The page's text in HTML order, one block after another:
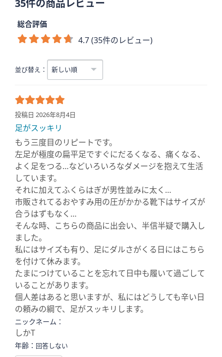
35件の商品レビュー
総合評価
4.7 (35件のレビュー)
並び替え：
投稿日 2026年8月4日
足がスッキリ
もう三度目のリピートです。
左足が極度の扁平足ですぐにだるくなる、痛くなる、
よく足をつる…などいろいろなダメージを抱えて生活
しています。
それに加えてふくらはぎが男性並みに太く…
市販されてるおやすみ用の圧がかかる靴下はサイズが
合うはずもなく…
そんな時、こちらの商品に出会い、半信半疑で購入し
ました。
私にはサイズも有り、足にダルさがくる日にはこちら
を付けて休みます。
たまにつけていることを忘れて日中も履いて過ごして
いることがあります。
個人差はあると思いますが、私にはどうしても辛い日
の頼みの綱で、足がスッキリします。
ニックネーム：
しかT
年齢： 回答しない